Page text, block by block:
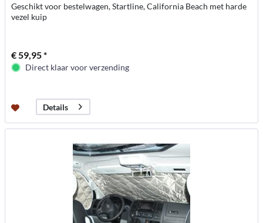
Geschikt voor bestelwagen, Startline, California Beach met harde
vezel kuip
€ 59,95 *
Direct klaar voor verzending
Details